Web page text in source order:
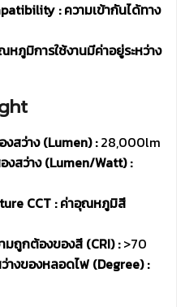
: ความเข้ากันได้ทาง
ภูมิการใช้งานมีค่าอยู่ระหว่าง
สว่าง (Lumen) :28,000lm
งสว่าง (Lumen/Watt) :
CCT : ค่าอุณหภูมิสี
มถูกต้องของสี (CRI) :>70
างของหลอดไฟ (Degree) :